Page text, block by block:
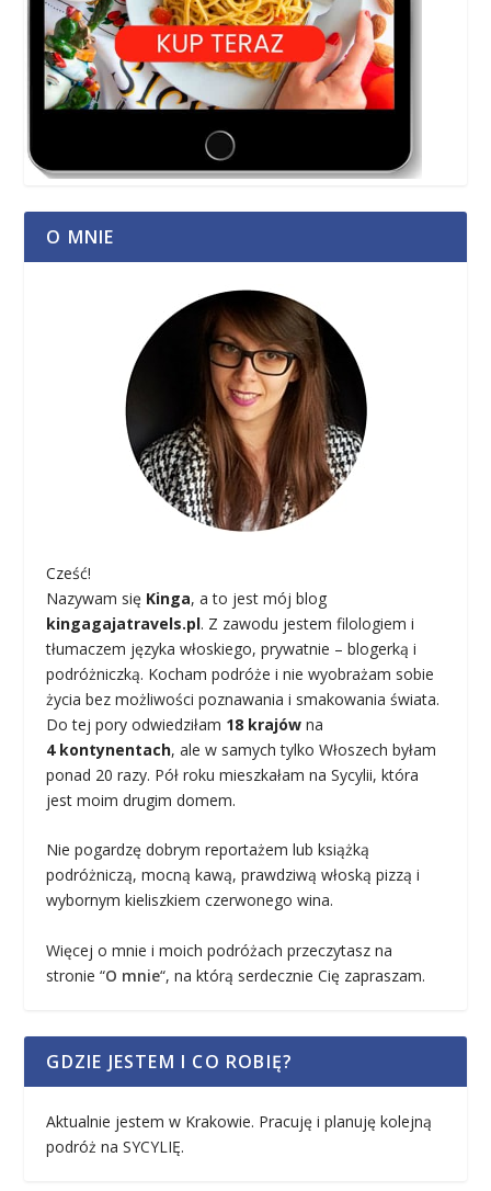
O MNIE
Cześć!
Nazywam się Kinga, a to jest mój blog
kingagajatravels.pl. Z zawodu jestem filologiem i
tłumaczem języka włoskiego, prywatnie – blogerką i
podróżniczką. Kocham podróże i nie wyobrażam sobie
życia bez możliwości poznawania i smakowania świata.
Do tej pory odwiedziłam 18 krajów na
4 kontynentach, ale w samych tylko Włoszech byłam
ponad 20 razy. Pół roku mieszkałam na Sycylii, która
jest moim drugim domem.
Nie pogardzę dobrym reportażem lub książką
podróżniczą, mocną kawą, prawdziwą włoską pizzą i
wybornym kieliszkiem czerwonego wina.
Więcej o mnie i moich podróżach przeczytasz na
stronie “O mnie“, na którą serdecznie Cię zapraszam.
GDZIE JESTEM I CO ROBIĘ?
Aktualnie jestem w Krakowie. Pracuję i planuję kolejną
podróż na SYCYLIĘ.